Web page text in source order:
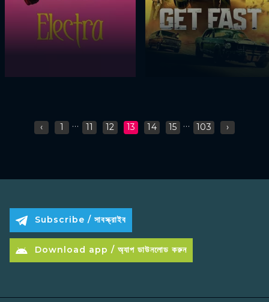
‹ 1 ... 11 12 13 14 15 ... 103 ›
Subscribe / সাবস্ক্রাইব
Download app / অ্যাপ ডাউনলোড করুন